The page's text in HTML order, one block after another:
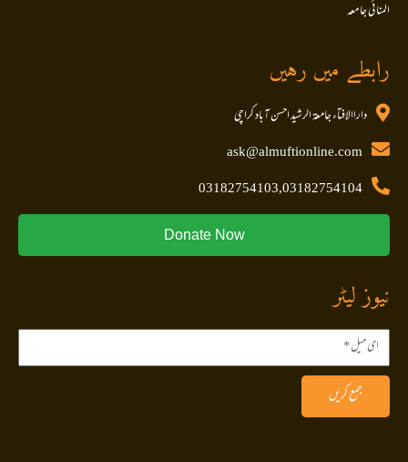
المنا ئی جا معہ
رابطے میں رہیں
داراالافتاء جامعۃ الرشید احسن آباد کراچی
ask@almuftionline.com
03182754103,03182754104
Donate Now
نیوز لیٹر
جمع کریں